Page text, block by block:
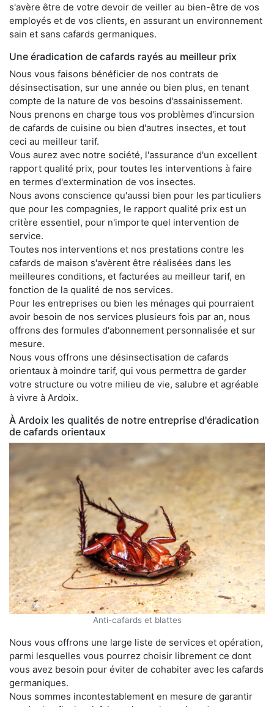
s'avère être de votre devoir de veiller au bien-être de vos
employés et de vos clients, en assurant un environnement
sain et sans cafards germaniques.
Une éradication de cafards rayés au meilleur prix
Nous vous faisons bénéficier de nos contrats de
désinsectisation, sur une année ou bien plus, en tenant
compte de la nature de vos besoins d'assainissement.
Nous prenons en charge tous vos problèmes d'incursion
de cafards de cuisine ou bien d'autres insectes, et tout
ceci au meilleur tarif.
Vous aurez avec notre société, l'assurance d'un excellent
rapport qualité prix, pour toutes les interventions à faire
en termes d'extermination de vos insectes.
Nous avons conscience qu'aussi bien pour les particuliers
que pour les compagnies, le rapport qualité prix est un
critère essentiel, pour n'importe quel intervention de
service.
Toutes nos interventions et nos prestations contre les
cafards de maison s'avèrent être réalisées dans les
meilleures conditions, et facturées au meilleur tarif, en
fonction de la qualité de nos services.
Pour les entreprises ou bien les ménages qui pourraient
avoir besoin de nos services plusieurs fois par an, nous
offrons des formules d'abonnement personnalisée et sur
mesure.
Nous vous offrons une désinsectisation de cafards
orientaux à moindre tarif, qui vous permettra de garder
votre structure ou votre milieu de vie, salubre et agréable
à vivre à Ardoix.
À Ardoix les qualités de notre entreprise d'éradication
de cafards orientaux
Anti-cafards et blattes
Nous vous offrons une large liste de services et opération,
parmi lesquelles vous pourrez choisir librement ce dont
vous avez besoin pour éviter de cohabiter avec les cafards
germaniques.
Nous sommes incontestablement en mesure de garantir